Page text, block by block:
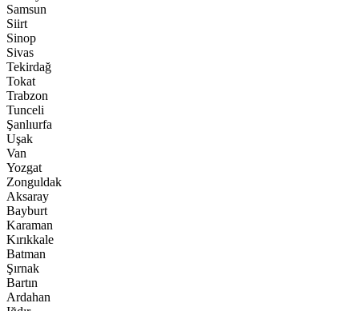
Samsun
Siirt
Sinop
Sivas
Tekirdağ
Tokat
Trabzon
Tunceli
Şanlıurfa
Uşak
Van
Yozgat
Zonguldak
Aksaray
Bayburt
Karaman
Kırıkkale
Batman
Şırnak
Bartın
Ardahan